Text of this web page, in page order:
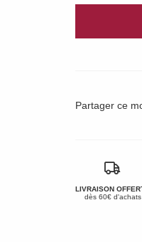
Partager ce
LIVRAISON
dès 60€ d'achats